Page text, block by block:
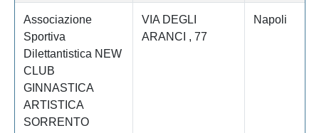
Associazione
Sportiva
Dilettantistica NEW
CLUB
GINNASTICA
ARTISTICA
SORRENTO
VIA DEGLI
ARANCI , 77
Napoli